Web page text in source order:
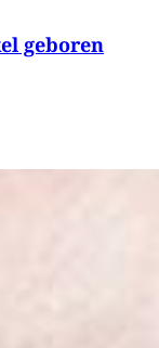
geboren